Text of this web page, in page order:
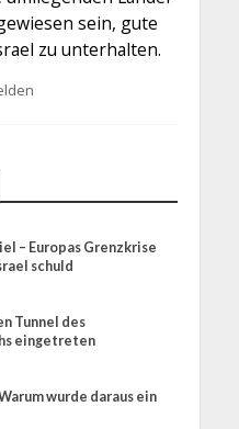
sein, gute
zu unterhalten.
– Europas Grenzkrise
schuld
Tunnel des
eingetreten
wurde daraus ein